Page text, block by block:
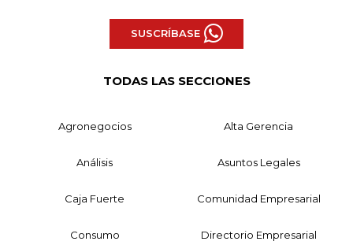
SUSCRÍBASE
TODAS LAS SECCIONES
Agronegocios Alta Gerencia
Análisis Asuntos Legales
Caja Fuerte Comunidad Empresarial
Consumo Directorio Empresarial